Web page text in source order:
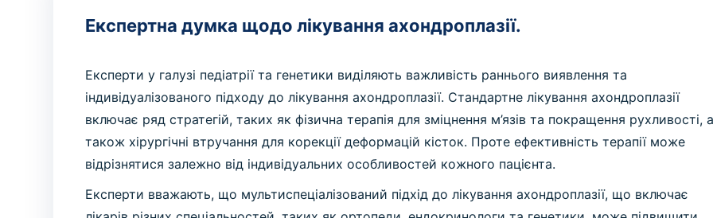
Експертна думка щодо лікування ахондроплазії.
Експерти у галузі педіатрії та генетики виділяють важливість раннього виявлення та
індивідуалізованого підходу до лікування ахондроплазії. Стандартне лікування ахондроплазії
включає ряд стратегій, таких як фізична терапія для зміцнення м’язів та покращення рухливості,
також хірургічні втручання для корекції деформацій кісток. Проте ефективність терапії може
відрізнятися залежно від індивідуальних особливостей кожного пацієнта.
Експерти вважають, що мультиспеціалізований підхід до лікування ахондроплазії, що включає